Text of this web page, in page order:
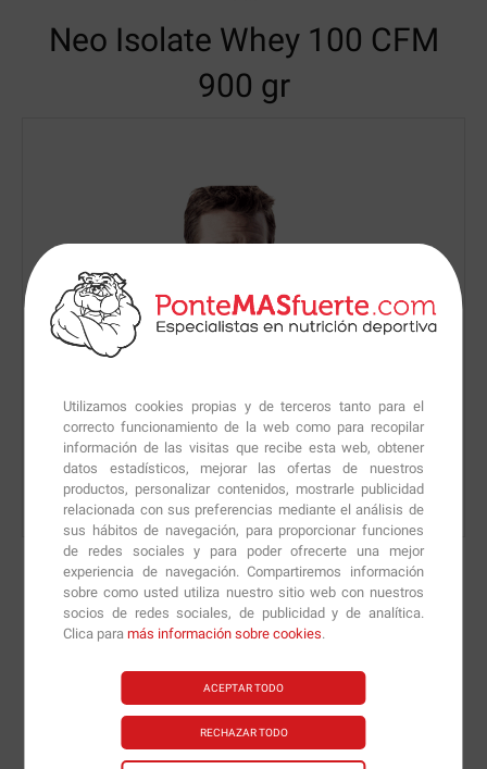
Utilizamos cookies propias y de terceros tanto para el
correcto funcionamiento de la web como para recopilar
información de las visitas que recibe esta web, obtener
datos estadísticos, mejorar las ofertas de nuestros
productos, personalizar contenidos, mostrarle publicidad
relacionada con sus preferencias mediante el análisis de
sus hábitos de navegación, para proporcionar funciones
de redes sociales y para poder ofrecerte una mejor
experiencia de navegación. Compartiremos información
sobre como usted utiliza nuestro sitio web con nuestros
socios de redes sociales, de publicidad y de analítica.
Clica paramás información sobre cookies.
ACEPTAR TODO
RECHAZAR TODO
Neo Isolate Whey 100 CFM
900 gr
Nuevas versiones y
recomendaciones de
nuestros nutricionistas.